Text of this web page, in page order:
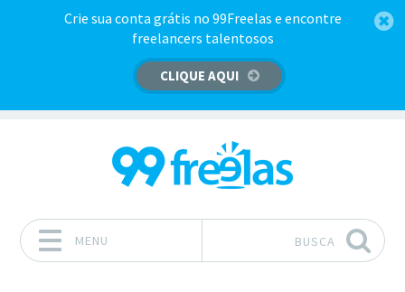
Crie sua conta grátis no 99Freelas e encontre
freelancers talentosos
CLIQUE AQUI
MENU BUSCA